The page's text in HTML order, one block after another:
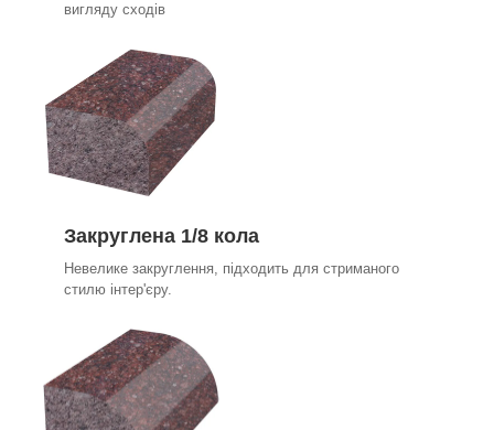
вигляду сходів
Закруглена 1/8 кола
Невелике закруглення, підходить для стриманого
стилю інтер'єру.